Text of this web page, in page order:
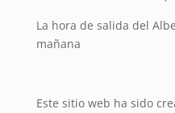
La hora de salida del
mañana
Este sitio web ha sido